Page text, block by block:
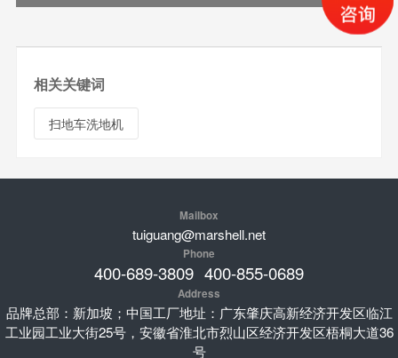
相关关键词
扫地车洗地机
Mailbox
tuiguang@marshell.net
Phone
400-689-3809 400-855-0689
Address
品牌总部：新加坡；中国工厂地址：广东肇庆高新经济开发区临江
工业园工业大街25号，安徽省淮北市烈山区经济开发区梧桐大道36
号